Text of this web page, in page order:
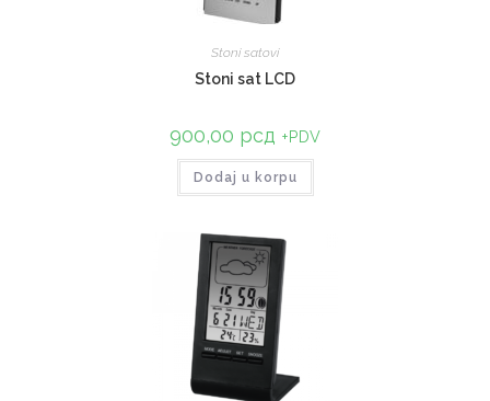
Stoni satovi
Stoni sat LCD
900,00 рсд +PDV
Dodaj u korpu